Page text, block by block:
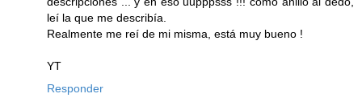
leí la que me describía.
Realmente me reí de mi misma, está muy bueno !
YT
Responder